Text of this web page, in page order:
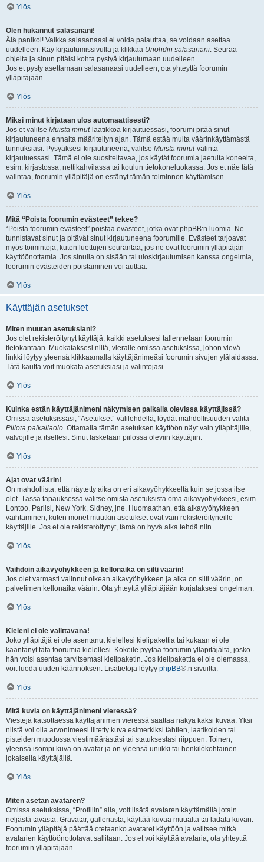
Ylös
Olen hukannut salasanani!
Älä panikoi! Vaikka salasanaasi ei voida palauttaa, se voidaan asettaa
uudelleen. Käy kirjautumissivulla ja klikkaa Unohdin salasanani. Seuraa
ohjeita ja sinun pitäisi kohta pystyä kirjautumaan uudelleen.
Jos et pysty asettamaan salasanaasi uudelleen, ota yhteyttä foorumin
ylläpitäjään.
Ylös
Miksi minut kirjataan ulos automaattisesti?
Jos et valitse Muista minut-laatikkoa kirjautuessasi, foorumi pitää sinut
kirjautuneena ennalta määritellyn ajan. Tämä estää muita väärinkäyttämästä
tunnuksiasi. Pysyäksesi kirjautuneena, valitse Muista minut-valinta
kirjautuessasi. Tämä ei ole suositeltavaa, jos käytät foorumia jaetulta koneelta,
esim. kirjastossa, nettikahvilassa tai koulun tietokoneluokassa. Jos et näe tätä
valintaa, foorumin ylläpitäjä on estänyt tämän toiminnon käyttämisen.
Ylös
Mitä “Poista foorumin evästeet” tekee?
“Poista foorumin evästeet” poistaa evästeet, jotka ovat phpBB:n luomia. Ne
tunnistavat sinut ja pitävät sinut kirjautuneena foorumille. Evästeet tarjoavat
myös toimintoja, kuten luettujen seurantaa, jos ne ovat foorumin ylläpitäjän
käyttöönottamia. Jos sinulla on sisään tai uloskirjautumisen kanssa ongelmia,
foorumin evästeiden poistaminen voi auttaa.
Ylös
Käyttäjän asetukset
Miten muutan asetuksiani?
Jos olet rekisteröitynyt käyttäjä, kaikki asetuksesi tallennetaan foorumin
tietokantaan. Muokataksesi niitä, vieraile omissa asetuksissa, johon vievä
linkki löytyy yleensä klikkaamalla käyttäjänimeäsi foorumin sivujen ylälaidassa.
Tätä kautta voit muokata asetuksiasi ja valintojasi.
Ylös
Kuinka estän käyttäjänimeni näkymisen paikalla olevissa käyttäjissä?
Omissa asetuksissasi, “Asetukset”-välilehdellä, löydät mahdollisuuden valita
Piilota paikallaolo. Ottamalla tämän asetuksen käyttöön näyt vain ylläpitäjille,
valvojille ja itsellesi. Sinut lasketaan piilossa oleviin käyttäjiin.
Ylös
Ajat ovat väärin!
On mahdollista, että näytetty aika on eri aikavyöhykkeeltä kuin se jossa itse
olet. Tässä tapauksessa valitse omista asetuksista oma aikavyöhykkeesi, esim.
Lontoo, Pariisi, New York, Sidney, jne. Huomaathan, että aikavyöhykkeen
vaihtaminen, kuten monet muutkin asetukset ovat vain rekisteröityneille
käyttäjille. Jos et ole rekisteröitynyt, tämä on hyvä aika tehdä niin.
Ylös
Vaihdoin aikavyöhykkeen ja kellonaika on silti väärin!
Jos olet varmasti valinnut oikean aikavyöhykkeen ja aika on silti väärin, on
palvelimen kellonaika väärin. Ota yhteyttä ylläpitäjään korjataksesi ongelman.
Ylös
Kieleni ei ole valittavana!
Joko ylläpitäjä ei ole asentanut kielellesi kielipakettia tai kukaan ei ole
kääntänyt tätä foorumia kielellesi. Kokeile pyytää foorumin ylläpitäjältä, josko
hän voisi asentaa tarvitsemasi kielipaketin. Jos kielipakettia ei ole olemassa,
voit luoda uuden käännöksen. Lisätietoja löytyy phpBB®:n sivuilta.
Ylös
Mitä kuvia on käyttäjänimeni vieressä?
Viestejä katsottaessa käyttäjänimen vieressä saattaa näkyä kaksi kuvaa. Yksi
niistä voi olla arvonimeesi liitetty kuva esimerkiksi tähtien, laatikoiden tai
pisteiden muodossa viestimäärästäsi tai statuksestasi riippuen. Toinen,
yleensä isompi kuva on avatar ja on yleensä uniikki tai henkilökohtainen
jokaisella käyttäjällä.
Ylös
Miten asetan avataren?
Omissa asetuksissa, “Profiilin” alla, voit lisätä avataren käyttämällä jotain
neljästä tavasta: Gravatar, galleriasta, käyttää kuvaa muualta tai ladata kuvan.
Foorumin ylläpitäjä päättää otetaanko avataret käyttöön ja valitsee mitkä
avatarien käyttöönottotavat sallitaan. Jos et voi käyttää avataria, ota yhteyttä
foorumin ylläpitäjään.